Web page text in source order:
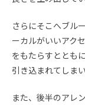
さらにそこへブル
ーカルがいいアク
をもたらすととも
引き込まれてしまい
また、後半のアレ